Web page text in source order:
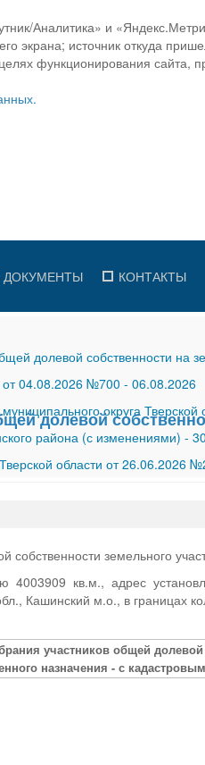
Аналитика» и
источник откуда
функционирования сайта,
ДОКУМЕНТЫ КОНТАКТЫ
долевой собственности на
от 04.08.2026 №700 - 06.08.2026
округа Тверской
района (с изменениями) -
области от 26.06.2026
долевой
земельного
кв.м., адрес
Кашинский м.о., в границах
участников общей долевой
назначения - с